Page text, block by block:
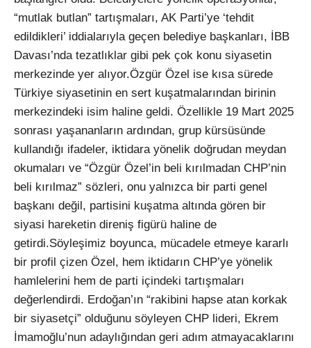
“mutlak butlan” tartışmaları, AK Parti’ye ‘tehdit
edildikleri’ iddialarıyla geçen belediye başkanları, İBB
Davası’nda tezatlıklar gibi pek çok konu siyasetin
merkezinde yer alıyor.Özgür Özel ise kısa sürede
Türkiye siyasetinin en sert kuşatmalarından birinin
merkezindeki isim haline geldi. Özellikle 19 Mart 2025
sonrası yaşananların ardından, grup kürsüsünde
kullandığı ifadeler, iktidara yönelik doğrudan meydan
okumaları ve “Özgür Özel’in beli kırılmadan CHP’nin
beli kırılmaz” sözleri, onu yalnızca bir parti genel
başkanı değil, partisini kuşatma altında gören bir
siyasi hareketin direniş figürü haline de
getirdi.Söyleşimiz boyunca, mücadele etmeye kararlı
bir profil çizen Özel, hem iktidarın CHP’ye yönelik
hamlelerini hem de parti içindeki tartışmaları
değerlendirdi. Erdoğan’ın “rakibini hapse atan korkak
bir siyasetçi” olduğunu söyleyen CHP lideri, Ekrem
İmamoğlu’nun adaylığından geri adım atmayacaklarını